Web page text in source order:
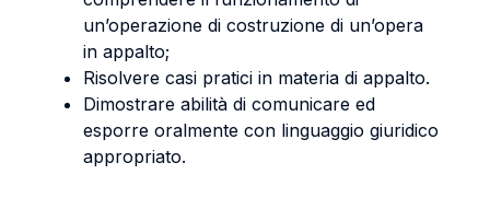
un’operazione di costruzione di un’opera
in appalto;
Risolvere casi pratici in materia di appalto.
Dimostrare abilità di comunicare ed
esporre oralmente con linguaggio giuridico
appropriato.